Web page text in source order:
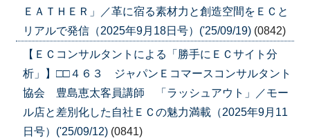
ＥＡＴＨＥＲ」／革に宿る素材力と創造空間をＥＣと
リアルで発信（2025年9月18日号）('25/09/19) (0842)
【ＥＣコンサルタントによる「勝手にＥＣサイト分
析」】□□４６３ ジャパンＥコマースコンサルタント
協会 豊島恵太客員講師 「ラッシュアウト」／モー
ル店と差別化した自社ＥＣの魅力満載（2025年9月11
日号）('25/09/12) (0841)